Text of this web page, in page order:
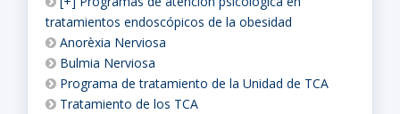
tratamientos endoscópicos de la obesidad
Anorèxia Nerviosa
Bulmia Nerviosa
Programa de tratamiento de la Unidad de TCA
Tratamiento de los TCA